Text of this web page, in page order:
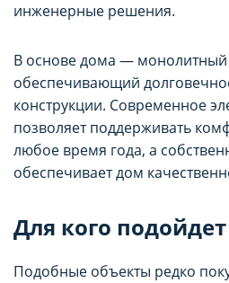
инженерные решения.
В основе дома — монолитный
обеспечивающий
конструкции. Современное
позволяет поддерживать
любое время года, а
обеспечивает дом
Для кого
Подобные объекты редко